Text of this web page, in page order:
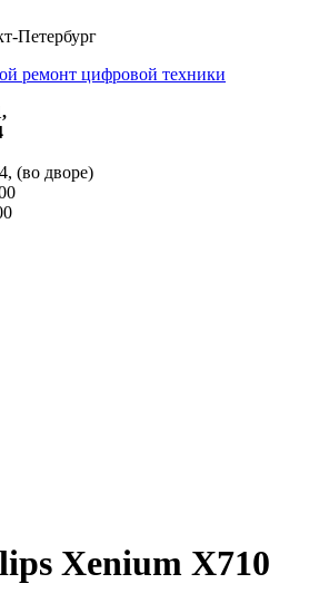
Петербург
,
, (во дворе)
Xenium X710